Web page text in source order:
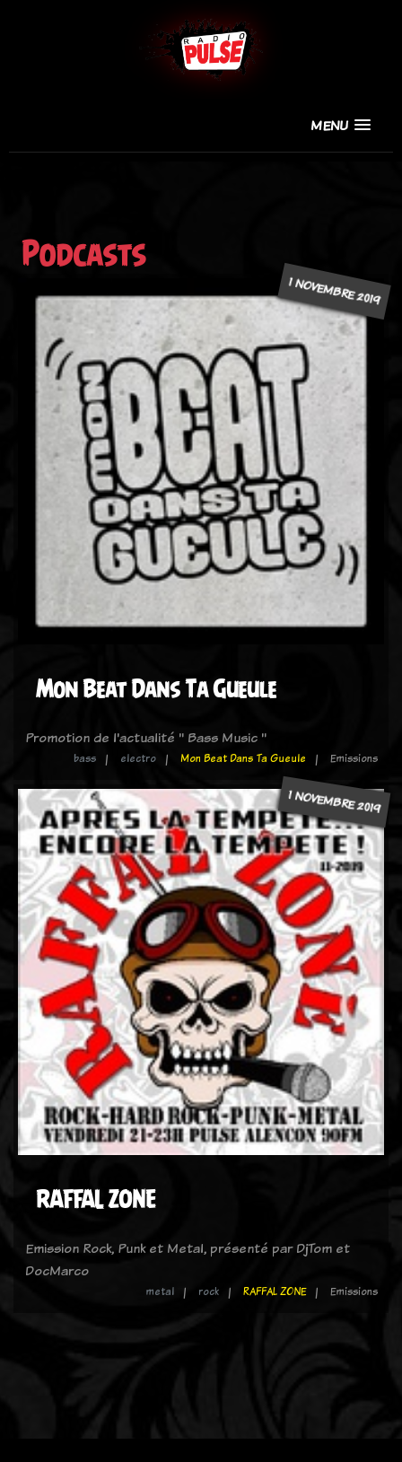
MENU
Podcasts
1 NOVEMBRE 2019
Mon Beat Dans Ta Gueule
Promotion de l'actualité " Bass Music "
bass electro Mon Beat Dans Ta Gueule Emissions
1 NOVEMBRE 2019
RAFFAL ZONE
Emission Rock, Punk et Metal, présenté par DjTom et
DocMarco
metal rock RAFFAL ZONE Emissions